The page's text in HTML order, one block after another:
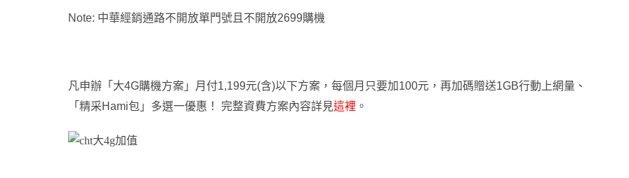
Note: 中華經銷通路不開放單門號且不開放2699購機
凡申辦「大4G購機方案」月付1,199元(含)以下方案，每個月只要加100元，再加碼贈送1GB行動上網量、
「精采Hami包」多選一優惠！ 完整資費方案內容詳見這裡 。